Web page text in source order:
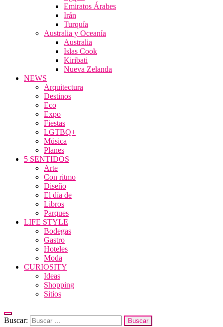
Emiratos Árabes
Irán
Turquía
Australia y Oceanía
Australia
Islas Cook
Kiribati
Nueva Zelanda
NEWS
Arquitectura
Destinos
Eco
Expo
Fiestas
LGTBQ+
Música
Planes
5 SENTIDOS
Arte
Con ritmo
Diseño
El día de
Libros
Parques
LIFE STYLE
Bodegas
Gastro
Hoteles
Moda
CURIOSITY
Ideas
Shopping
Sitios
Buscar: